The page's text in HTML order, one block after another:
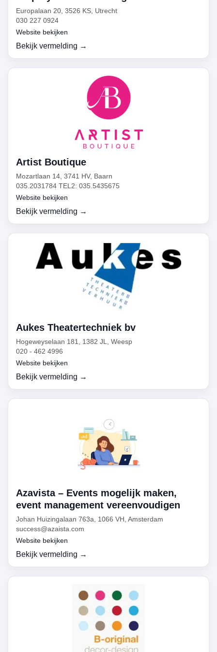
Europalaan 20, 3526 KS, Utrecht
030 227 0924
Website bekijken
Bekijk vermelding →
Artist Boutique
Mozartlaan 14, 3741 HV, Baarn
035.2031784 TEL2: 035.5435675
Website bekijken
Bekijk vermelding →
Aukes Theatertechniek bv
Hogeweyselaan 181, 1382 JL, Weesp
020 - 462 4996
Website bekijken
Bekijk vermelding →
Azavista – Events mogelijk maken,
event management vereenvoudigen
Johan Huizingalaan 763a, 1066 VH, Amsterdam
success@azaista.com
Website bekijken
Bekijk vermelding →